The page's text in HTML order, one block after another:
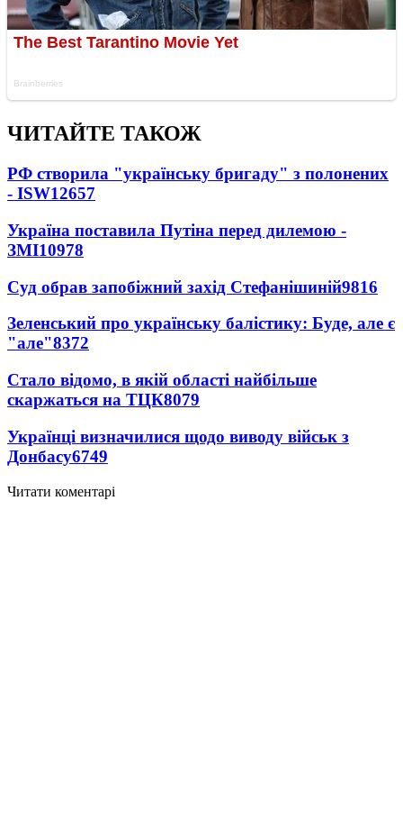
ЧИТАЙТЕ ТАКОЖ
РФ створила "українську бригаду" з полонених
- ISW12657
Україна поставила Путіна перед дилемою -
ЗМІ10978
Суд обрав запобіжний захід Стефанішиній9816
Зеленський про українську балістику: Буде, але є
"але"8372
Стало відомо, в якій області найбільше
скаржаться на ТЦК8079
Українці визначилися щодо виводу військ з
Донбасу6749
Читати коментарі